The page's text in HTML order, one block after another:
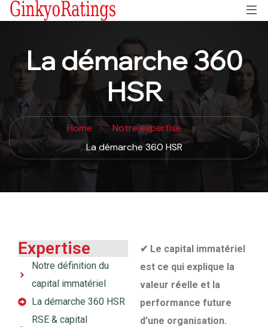
La démarche 360
HSR
Home
Notre expertise
La démarche 360 HSR
Expertise
Notre définition du
capital immatériel
La démarche 360 HSR
RSE & capital
✔ Le capital immatériel
est ce qui explique la
valeur réelle et la
performance future
d’une organisation.